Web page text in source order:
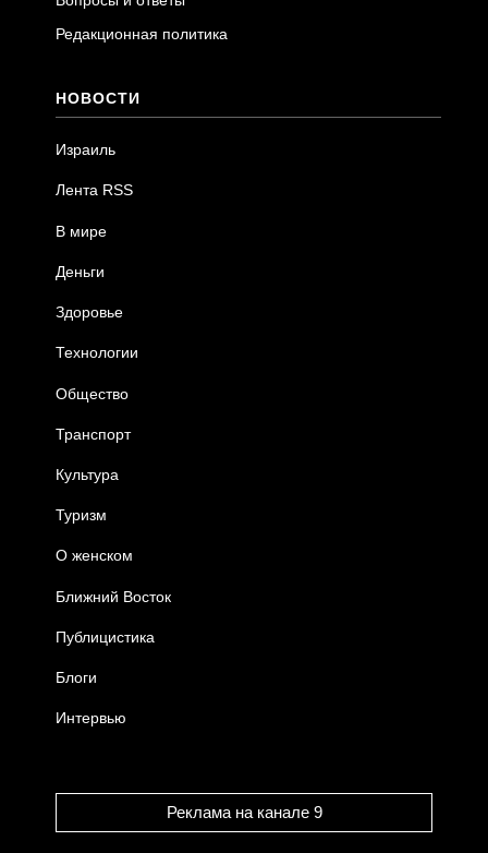
Редакционная политика
НОВОСТИ
Израиль
Лента RSS
В мире
Деньги
Здоровье
Технологии
Общество
Транспорт
Культура
Туризм
О женском
Ближний Восток
Публицистика
Блоги
Интервью
Реклама на канале 9